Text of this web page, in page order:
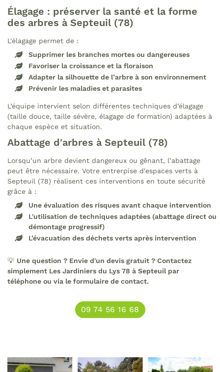
Élagage : préserver la santé et la forme
des arbres à Septeuil (78)
L'élagage permet de :
Supprimer les branches mortes ou dangereuses
Favoriser la croissance et la floraison
Adapter la silhouette de l’arbre à son environnement
Prévenir les maladies et parasites
L’équipe intervient selon différentes techniques d’élagage
(taille douce, taille sévère, élagage de formation) adaptées à
chaque espèce et situation.
Abattage d'arbres à Septeuil (78)
Lorsqu’un arbre devient dangereux ou gênant, l’abattage
peut être nécessaire. Votre entrerpise d'espaces verts à
Septeuil (78) réalisent ces interventions en toute sécurité
grâce à :
Une évaluation des risques avant chaque intervention
L'utilisation de techniques adaptées (abattage direct ou
démontage progressif)
L’évacuation des déchets verts après intervention
💡 Une question ? Envie d'un devis gratuit ? Contactez
simplement Les Jardiniers du Lys 78 à Septeuil par
téléphone ou via le formulaire de contact.
09 74 56 16 68